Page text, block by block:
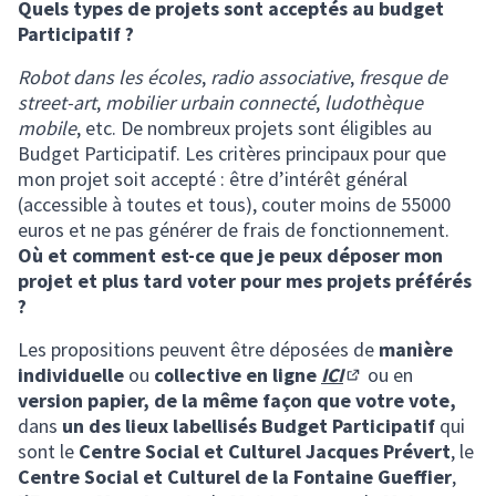
Quels types de projets sont acceptés au budget
Participatif ?
Robot dans les écoles, radio associative, fresque de
street-art, mobilier urbain connecté, ludothèque
mobile, etc. De nombreux projets sont éligibles au
Budget Participatif. Les critères principaux pour que
mon projet soit accepté : être d’intérêt général
(accessible à toutes et tous), couter moins de 55000
euros et ne pas générer de frais de fonctionnement.
Où et comment est-ce que je peux déposer mon
projet et plus tard voter pour mes projets préférés
?
Les propositions peuvent être déposées de manière
individuelle ou collective en ligne ICI
(S'ouvre dans un
ou en
version papier, de la même façon que votre vote,
dans un des lieux labellisés Budget Participatif qui
sont le Centre Social et Culturel Jacques Prévert, le
Centre Social et Culturel de la Fontaine Gueffier,